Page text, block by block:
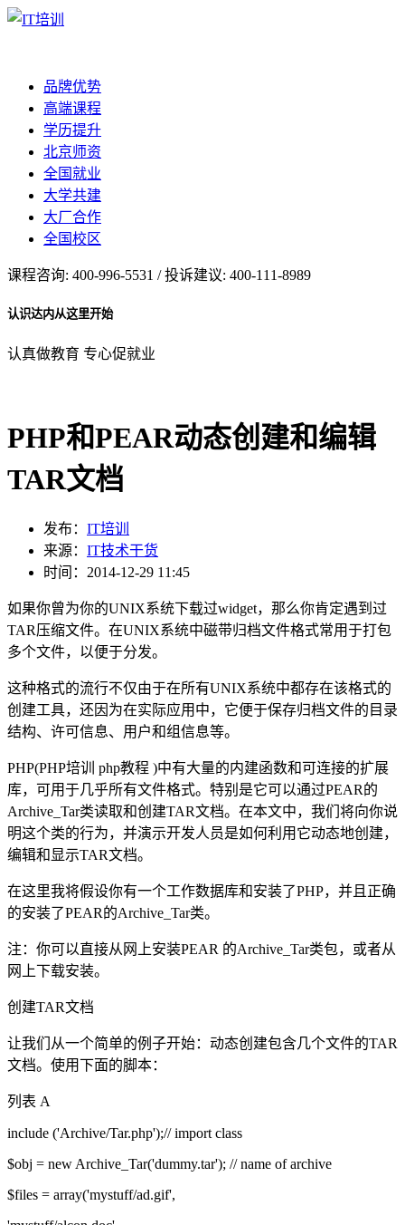
品牌优势
高端课程
学历提升
北京师资
全国就业
大学共建
大厂合作
全国校区
课程咨询: 400-996-5531 / 投诉建议: 400-111-8989
认识达内从这里开始
认真做教育 专心促就业
PHP和PEAR动态创建和编辑
TAR文档
发布： IT培训
来源： IT技术干货
时间：2014-12-29 11:45
如果你曾为你的UNIX系统下载过widget，那么你肯定遇到过
TAR压缩文件。在UNIX系统中磁带归档文件格式常用于打包
多个文件，以便于分发。
这种格式的流行不仅由于在所有UNIX系统中都存在该格式的
创建工具，还因为在实际应用中，它便于保存归档文件的目录
结构、许可信息、用户和组信息等。
PHP(PHP培训 php教程 )中有大量的内建函数和可连接的扩展
库，可用于几乎所有文件格式。特别是它可以通过PEAR的
Archive_Tar类读取和创建TAR文档。在本文中，我们将向你说
明这个类的行为，并演示开发人员是如何利用它动态地创建，
编辑和显示TAR文档。
在这里我将假设你有一个工作数据库和安装了PHP，并且正确
的安装了PEAR的Archive_Tar类。
注：你可以直接从网上安装PEAR 的Archive_Tar类包，或者从
网上下载安装。
创建TAR文档
让我们从一个简单的例子开始：动态创建包含几个文件的TAR
文档。使用下面的脚本：
列表 A
include ('Archive/Tar.php');// import class
$obj = new Archive_Tar('dummy.tar'); // name of archive
$files = array('mystuff/ad.gif',